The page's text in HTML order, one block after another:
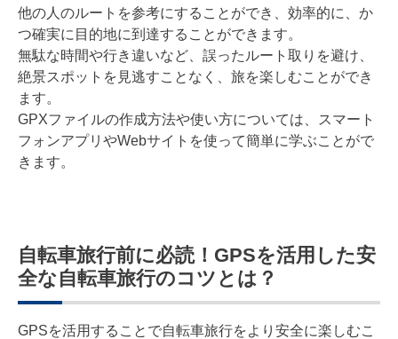
他の人のルートを参考にすることができ、効率的に、か
つ確実に目的地に到達することができます。
無駄な時間や行き違いなど、誤ったルート取りを避け、
絶景スポットを見逃すことなく、旅を楽しむことができ
ます。
GPXファイルの作成方法や使い方については、スマート
フォンアプリやWebサイトを使って簡単に学ぶことがで
きます。
自転車旅行前に必読！GPSを活用した安
全な自転車旅行のコツとは？
GPSを活用することで自転車旅行をより安全に楽しむこ